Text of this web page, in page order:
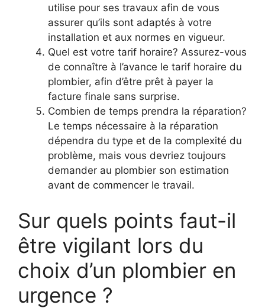
utilise pour ses travaux afin de vous
assurer qu’ils sont adaptés à votre
installation et aux normes en vigueur.
Quel est votre tarif horaire? Assurez-vous
de connaître à l’avance le tarif horaire du
plombier, afin d’être prêt à payer la
facture finale sans surprise.
Combien de temps prendra la réparation?
Le temps nécessaire à la réparation
dépendra du type et de la complexité du
problème, mais vous devriez toujours
demander au plombier son estimation
avant de commencer le travail.
Sur quels points faut-il
être vigilant lors du
choix d’un plombier en
urgence ?